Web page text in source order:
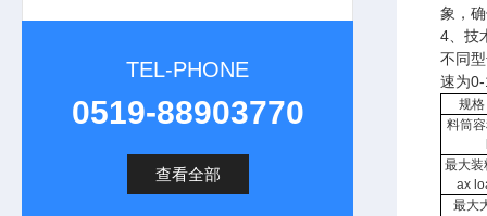
TEL-PHONE
0519-88903770
查看全部
象，
4、技
不同
速为
规
料筒
最大装
ax
最大